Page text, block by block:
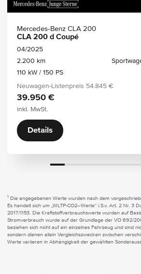
Mercedes-Benz CLA 200
CLA 200 d Coupé
04/2025
2.200 km
110 kW / 150 PS
Neuwagen-Listenpreis 54.845 €
39.950 €
inkl. MwSt.
Details
1
Die angegebenen Werte wurden nach dem
Es handelt sich um „WLTP-CO2–Werte“ i.S.v. Art. 2 Nr. 3
2017/1153. Die Kraftstoffverbrauchswerte wurden auf
Stromverbrauch wurde auf der Grundlage der VO 692/
beziehen sich nicht auf ein einzelnes Fahrzeug und sind
sondern dienen allein Vergleichszwecken zwischen
Werte variieren in Abhängigkeit der gewählten